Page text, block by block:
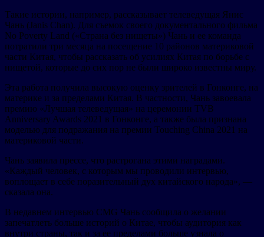
Такие истории, например, рассказывает телеведущая Янис
Чань (Janis Chan). Для съемок своего документального фильма
No Poverty Land («Страна без нищеты») Чань и ее команда
потратили три месяца на посещение 10 районов материковой
части Китая, чтобы рассказать об усилиях Китая по борьбе с
нищетой, которые до сих пор не были широко известны миру.
Эта работа получила высокую оценку зрителей в Гонконге, на
материке и за пределами Китая. В частности, Чань завоевала
премию «Лучшая телеведущая» на церемонии TVB
Anniversary Awards 2021 в Гонконге, а также была признана
моделью для подражания на премии Touching China 2021 на
материковой части.
Чань заявила прессе, что растрогана этими наградами.
«Каждый человек, с которым мы проводили интервью,
воплощает в себе поразительный дух китайского народа», —
сказала она.
В недавнем интервью CMG Чань сообщила о желании
запечатлеть больше историй о Китае, чтобы аудитория как
внутри страны, так и за ее пределами больше узнала о